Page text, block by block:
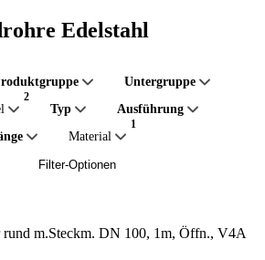
Edelstahl
Untergruppe
Typ
Ausführung
Material
Filter-Optionen
m.Steckm. DN 100, 1m, Öffn., V4A